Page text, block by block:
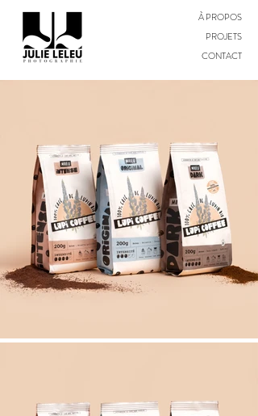
À PROPOS
PROJETS
CONTACT